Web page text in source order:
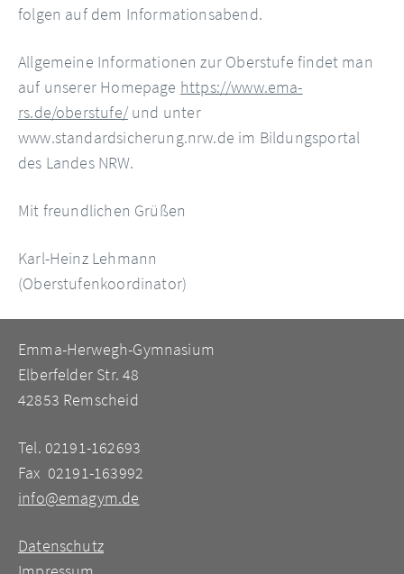
folgen auf dem Informationsabend.
Allgemeine Informationen zur Oberstufe findet man
auf unserer Homepage https://www.ema-
rs.de/oberstufe/und unter
www.standardsicherung.nrw.de im Bildungsportal
des Landes NRW.
Mit freundlichen Grüßen
Karl-Heinz Lehmann
(Oberstufenkoordinator)
Emma-Herwegh-Gymnasium
Elberfelder Str. 48
42853 Remscheid
Tel. 02191-162693
Fax 02191-163992
info@emagym.de
Datenschutz